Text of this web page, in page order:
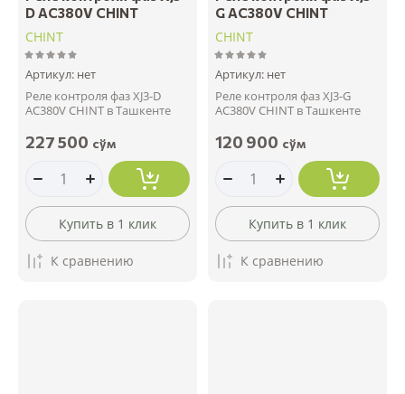
D AC380V CHINT
CHINT
Артикул: нет
Реле контроля фаз XJ3-D
AC380V CHINT в Ташкенте
227 500 сўм
Купить в 1 клик
К сравнению
G AC380V CHINT
CHINT
Артикул: нет
Реле контроля фаз XJ3-G
AC380V CHINT в Ташкенте
120 900 сўм
Купить в 1 клик
К сравнению